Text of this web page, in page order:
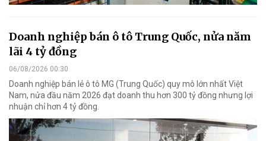
Doanh nghiệp bán ô tô Trung Quốc, nửa năm
lãi 4 tỷ đồng
06/08/2026 00:30
Doanh nghiệp bán lẻ ô tô MG (Trung Quốc) quy mô lớn nhất Việt
Nam, nửa đầu năm 2026 đạt doanh thu hơn 300 tỷ đồng nhưng lợi
nhuận chỉ hơn 4 tỷ đồng.